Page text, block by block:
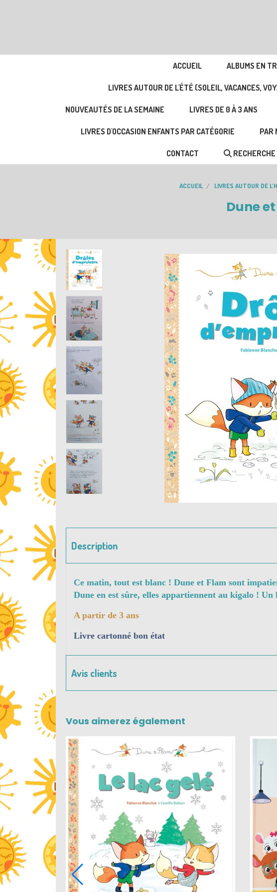
ACCUEIL ALBUMS EN
LIVRES AUTOUR DE L'ÉTÉ (SOLEIL, VACANCES,
NOUVEAUTÉS DE LA SEMAINE LIVRES DE 0 À 3 ANS
LIVRES D'OCCASION ENFANTS PAR CATÉGORIE PAR
CONTACT RECHERCHE
ACCUEIL LIVRES AUTOUR DE
Dune
Description
Ce matin, tout est blanc ! Dune et Flam sont
Dune en est sûre, elles appartiennent au kigalo ! Un
A partir de 3 ans
Livre cartonné bon état
Avis clients
Vous aimerez également